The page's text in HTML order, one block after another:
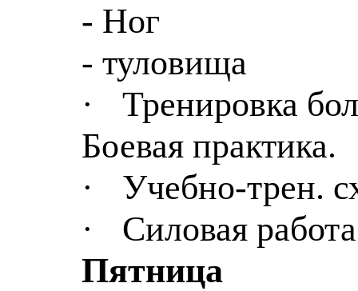
- Ног
- туловища
·
Тренировка
Боевая практика.
·
Учебно-трен.
·
Силовая
Пятница